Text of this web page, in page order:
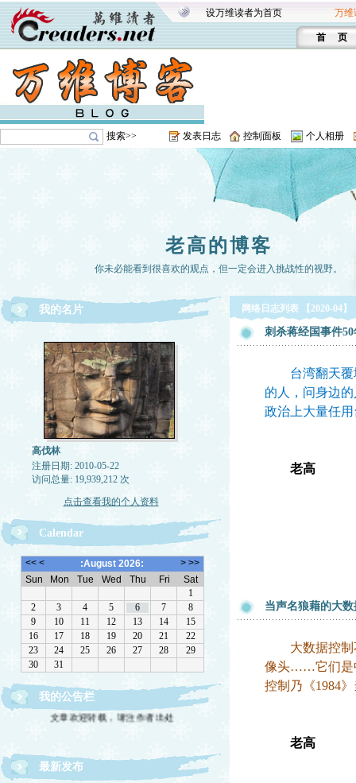
设万维读者为首页 万维
首 页
搜索>> 发表日志 控制面板 个人相册
老高的博客
你未必能看到很喜欢的观点，但一定会进入挑战性的视野。
我的名片
高伐林
注册日期: 2010-05-22
访问总量: 19,939,212 次
点击查看我的个人资料
Calendar
我的公告栏
文章欢迎转载，请注作者出处
最新发布
网络日志列表 【2020-04】
刺杀蒋经国事件
台湾翻天覆地
的人，问身边
政治上大量任
老高
当声名狼藉的大
大数据控制不
像头……它们是
控制乃《1984
老高